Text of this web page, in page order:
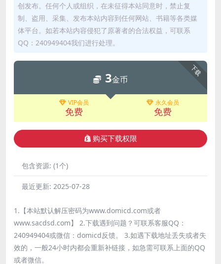
创发布。任何个人或组织，在未征得本站同意时，禁止复
制、盗用、采集、发布本站内容到任何网站、书籍等各类媒
体平台。如若本站内容侵犯了原著者的合法权益，可联系
QQ：240949404我们进行处理。
下载
3金币
VIP会员
免费
永久会员
免费
购买下载权限
包含资源: (1个)
最近更新: 2025-07-28
1.【本站默认解压密码为www.domicd.com或者
www.sacdsd.com】 2.下载遇到问题？可联系客服QQ：
240949404或微信：domicd反馈。 3.如遇下载地址丢失或者失
效的，一般24小时内都会重新补链接，如急需可联系上面的QQ
或者微信。